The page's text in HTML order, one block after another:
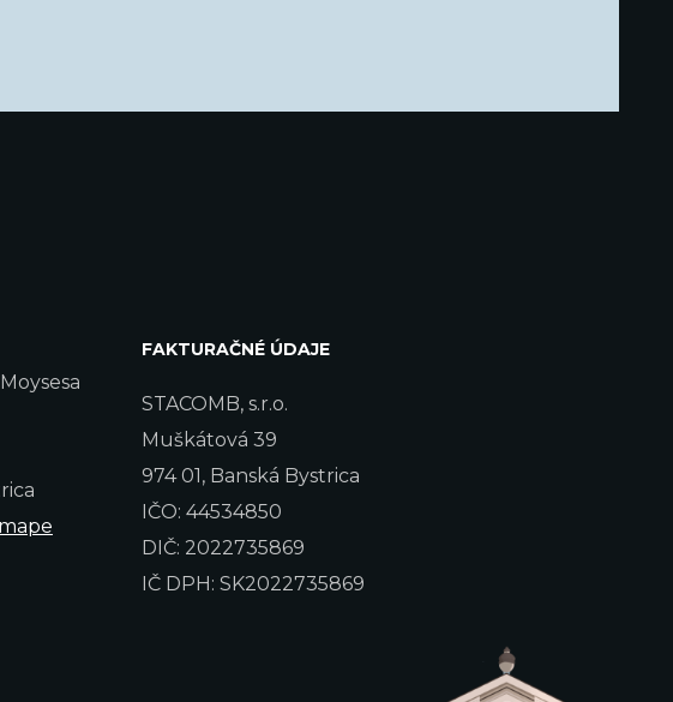
FAKTURAČNÉ ÚDAJE
STACOMB, s.r.o.
Muškátová 39
974 01, Banská Bystrica
IČO: 44534850
DIČ: 2022735869
IČ DPH: SK2022735869